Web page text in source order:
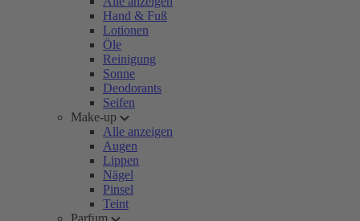
Hand & Fuß
Lotionen
Öle
Reinigung
Sonne
Deodorants
Seifen
Make-up
Alle anzeigen
Augen
Lippen
Nägel
Pinsel
Teint
Parfum